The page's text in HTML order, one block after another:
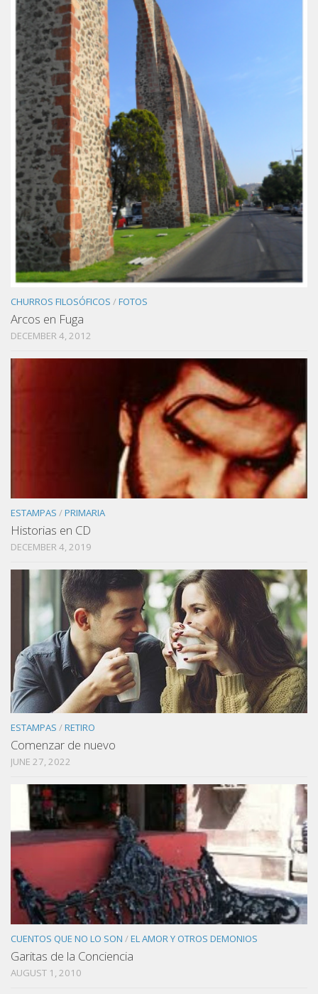
CHURROS FILOSÓFICOS /FOTOS
Arcos en Fuga
DECEMBER 4, 2012
ESTAMPAS /PRIMARIA
Historias en CD
DECEMBER 4, 2019
ESTAMPAS /RETIRO
Comenzar de nuevo
JUNE 27, 2022
CUENTOS QUE NO LO SON /EL AMOR Y OTROS DEMONIOS
Garitas de la Conciencia
AUGUST 1, 2010